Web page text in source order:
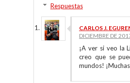
Respuestas
CARLOS J.
DICIEMBRE DE
¡A ver si veo la
creo que se
mundos!